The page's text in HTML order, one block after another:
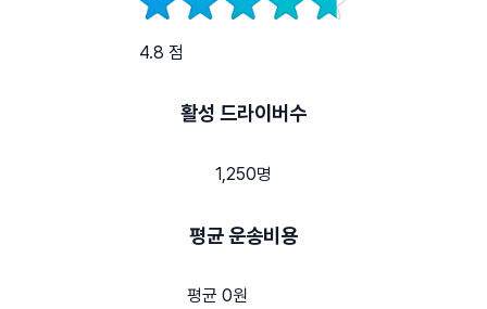
4.8 점
활성 드라이버수
1,250명
평균 운송비용
평균 0원